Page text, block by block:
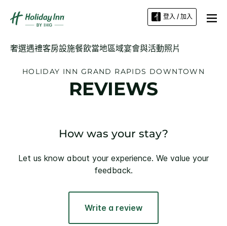
登入 / 加入
奢選遇禮客房設施餐飲當地區域宴會與活動照片
HOLIDAY INN GRAND RAPIDS DOWNTOWN
REVIEWS
How was your stay?
Let us know about your experience. We value your
feedback.
Write a review